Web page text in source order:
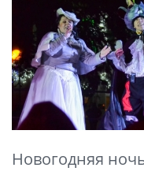
Новогодняя